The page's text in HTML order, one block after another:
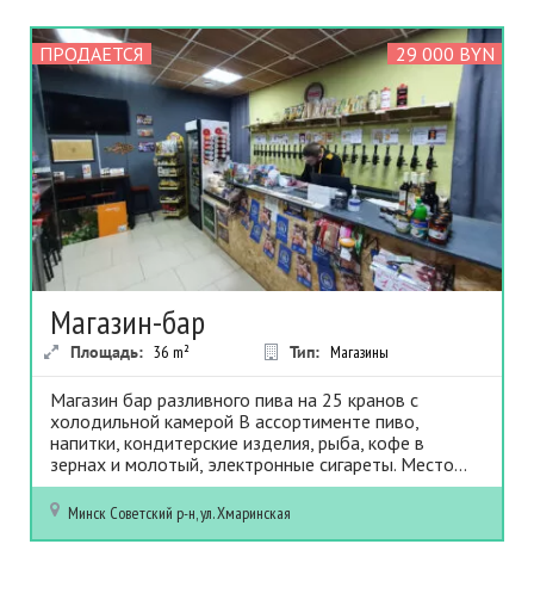
ПРОДАЕТСЯ 29 000 BYN
Магазин-бар
Площадь: 36 m² Тип: Магазины
Магазин бар разливного пива на 25 кранов с
холодильной камерой В ассортименте пиво,
напитки, кондитерские изделия, рыба, кофе в
зернах и молотый, электронные сигареты. Место...
Минск Советский р-н, ул. Хмаринская